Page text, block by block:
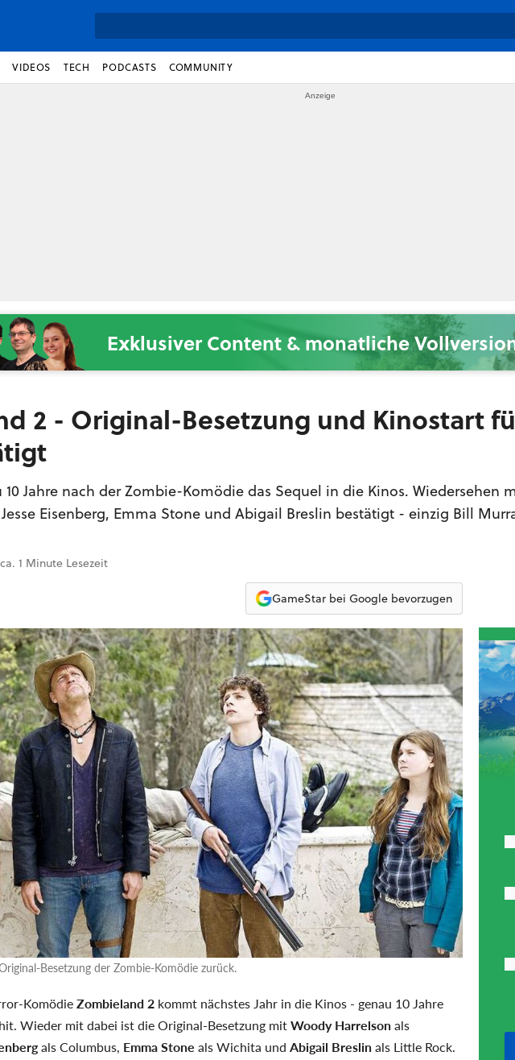
VIDEOS TECH PODCASTS COMMUNITY
Exklusiver Content & monatliche
2 - Original-Besetzung und Kinostart
Jahre nach der Zombie-Komödie das Sequel in die Kinos. Wiedersehen
Eisenberg, Emma Stone und Abigail Breslin bestätigt - einzig Bill
1 Minute Lesezeit
GameStar bei Google bevorzugen
Besetzung der Zombie-Komödie zurück.
KomödieZombieland 2 kommt nächstes Jahr in die Kinos - genau 10 Jahre
Wieder mit dabei ist die Original-Besetzung mitWoody Harrelsonals
als Columbus, Emma Stone als Wichita und Abigail Breslinals Little Rock.